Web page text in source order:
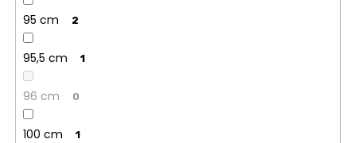
95 cm 2
95,5 cm 1
96 cm 0
100 cm 1